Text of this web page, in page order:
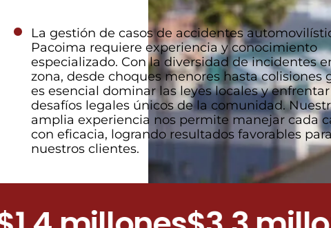
La gestión de casos de accidentes
Pacoima requiere experiencia y conocimiento
especializado. Con la diversidad de incidentes
zona, desde choques menores hasta colisiones
es esencial dominar las leyes locales y
desafíos legales únicos de la comunidad.
amplia experiencia nos permite manejar cada
con eficacia, logrando resultados favorables
nuestros clientes.